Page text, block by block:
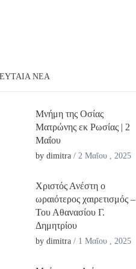
ΝΕΑ
Μνήμη της Οσίας
Ματρώνης εκ Ρωσίας | 2
Μαΐου
by dimitra / 2 Μαΐου , 2025
Χριστός Ανέστη ο
ωραιότερος χαιρετισμός –
Του Αθανασίου Γ.
Δημητρίου
by dimitra / 1 Μαΐου , 2025